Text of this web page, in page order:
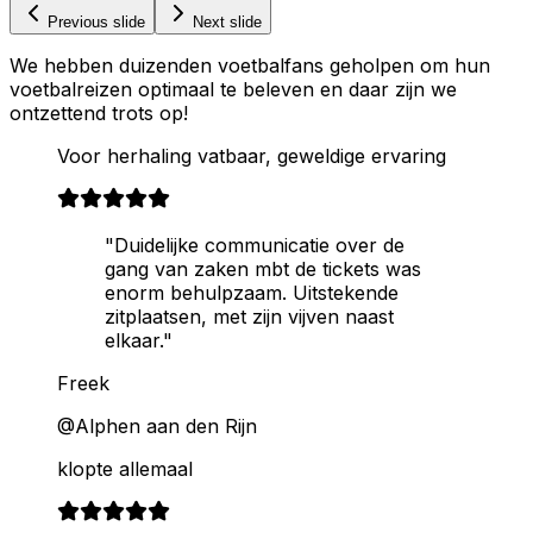
Previous slide Next slide
We hebben duizenden voetbalfans geholpen om hun
voetbalreizen optimaal te beleven en daar zijn we
ontzettend trots op!
Voor herhaling vatbaar, geweldige ervaring
"Duidelijke communicatie over de
gang van zaken mbt de tickets was
enorm behulpzaam. Uitstekende
zitplaatsen, met zijn vijven naast
elkaar."
Freek
@Alphen aan den Rijn
klopte allemaal